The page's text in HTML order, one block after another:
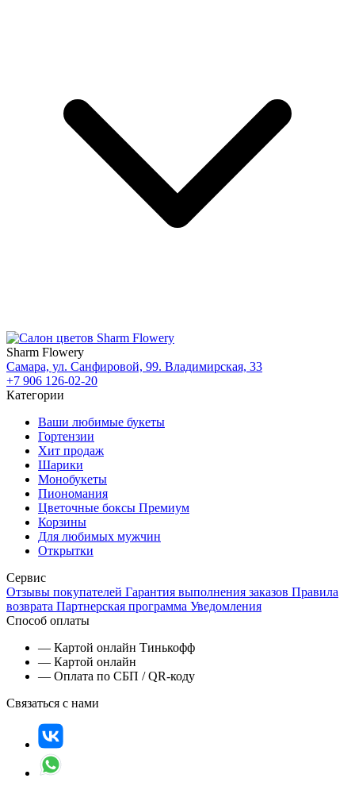
Sharm Flowery
Самара, ул. Санфировой, 99. Владимирская, 33
+7 906 126-02-20
Категории
Ваши любимые букеты
Гортензии
Хит продаж
Шарики
Монобукеты
Пиономания
Цветочные боксы Премиум
Корзины
Для любимых мужчин
Открытки
Сервис
Отзывы покупателей Гарантия выполнения заказов Правила
возврата Партнерская программа Уведомления
Способ оплаты
— Картой онлайн Тинькофф
— Картой онлайн
— Оплата по СБП / QR-коду
Связаться с нами